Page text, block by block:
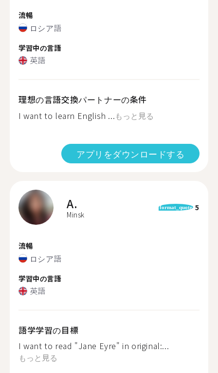
流暢
ロシア語
学習中の言語
英語
理想の言語交換パートナーの条件
I want to learn English ...もっと見る
アプリをダウンロードする
A.
Minsk
format_quote 5
流暢
ロシア語
学習中の言語
英語
語学学習の目標
I want to read "Jane Eyre" in original:...
もっと見る